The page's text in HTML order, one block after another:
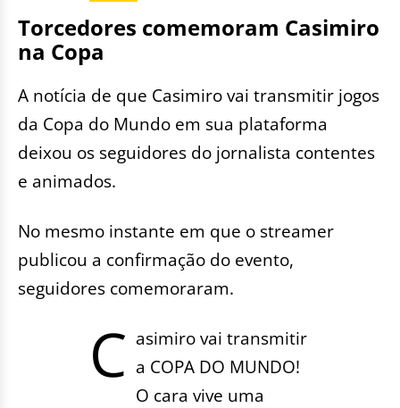
Torcedores comemoram Casimiro
na Copa
A notícia de que Casimiro vai transmitir jogos
da Copa do Mundo em sua plataforma
deixou os seguidores do jornalista contentes
e animados.
No mesmo instante em que o streamer
publicou a confirmação do evento,
seguidores comemoraram.
C asimiro vai transmitir
a COPA DO MUNDO!
O cara vive uma